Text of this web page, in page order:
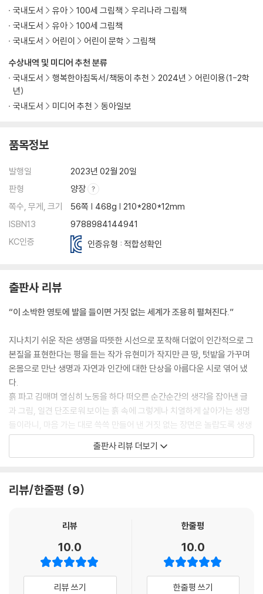
수상내역 및 미디어 추천 분류
국내도서
행복한아침독서/책둥이 추천 2024년
어린이용(1-2학
년)
국내도서
미디어 추천 동아일보
국내도서
유아 100세 그림책
우리나라 그림책
국내도서
유아
100세 그림책
국내도서
어린이 어린이 문학 그림책
품목정보
발행일
2023년 02월 20일
판형
양장
쪽수, 무게, 크기
56쪽 | 468g | 210*280*12mm
ISBN13
9788984144941
KC인증
인증유형 : 적합성확인
출판사 리뷰
“이 소박한 영토에 발을 들이면 거짓 없는 세계가 조용히 펼쳐진다.”
지나치기 쉬운 작은 생명을 따뜻한 시선으로 포착해 더없이 인간적으로 그
본질을 표현한다는 평을 듣는 작가 유현미가 작지만 큰 땅, 텃밭을 가꾸며
온몸으로 만난 생명과 자연과 인간에 대한 단상을 아름다운 시로 엮어 냈
다.
흙 파고 김매며 열심히 노동을 하다 떠오른 순간순간의 생각을 잡아낸 글
과 그림, 일견 단조로워 보이는 흙 속에 그렇게나 치열하게 살아가는 생명
들이라니, 마음 가는 대로 쓱쓱 만들어 낸 거짓 없는 장면은 놀랍도록 생생
하고 찬란하다.
나와 무수한 생명과의 밀고 당기기는 능청스러우면서도 유쾌하고 진솔하
그래서 이 시를 읽으면 기분이 좋아진다. 잠자던 흙을 들썩이는 봄의 생명
저녁 쑥쑥 달라지는 열매의 우렁우렁 아우성에 덩달아 기운이 난다. 정말
이 소박한 영토에 한번 발을 들이면 헤어 나오기 어려울 수 있다는 말이 맞
출판사 리뷰 더보기
리뷰/한줄평 9
리뷰
10.0
리뷰 쓰기
한줄평
10.0
한줄평 쓰기